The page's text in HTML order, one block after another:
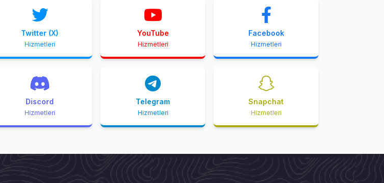
Twitter (X)
Hizmetleri
YouTube
Hizmetleri
Facebook
Hizmetleri
Discord
Hizmetleri
Telegram
Hizmetleri
Snapchat
Hizmetleri